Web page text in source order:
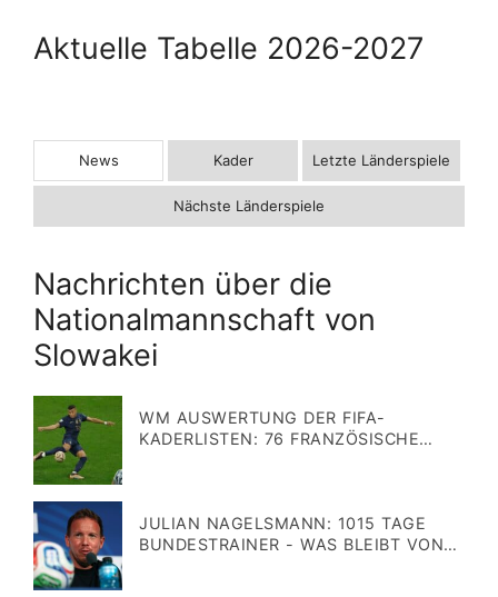
Aktuelle Tabelle 2026-2027
News Kader Letzte Länderspiele
Nächste Länderspiele
Nachrichten über die
Nationalmannschaft von
Slowakei
WM AUSWERTUNG DER FIFA-
KADERLISTEN: 76 FRANZÖSISCHE
JULIAN NAGELSMANN: 1015 TAGE
BUNDESTRAINER - WAS BLEIBT VON